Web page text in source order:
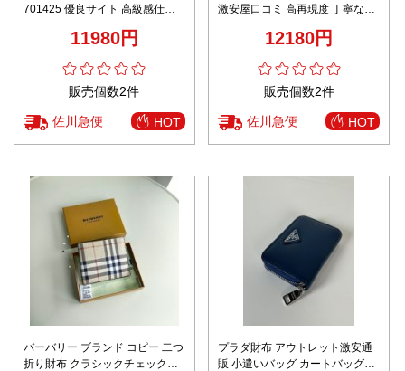
701425 優良サイト 高級感仕上
ー満足保証11980円
販売個数2件
佐川急便 HOT
激安屋口コミ 高再現度 丁寧な縫
イト GG柄ブラック
12180円
販売個数2件
佐川急便 HOT
バーバリー ブランド コピー 二つ
折り財布 クラシックチェックデ
プラダ財布 アウトレット激安通
販 小遣いバッグ カートバッグ